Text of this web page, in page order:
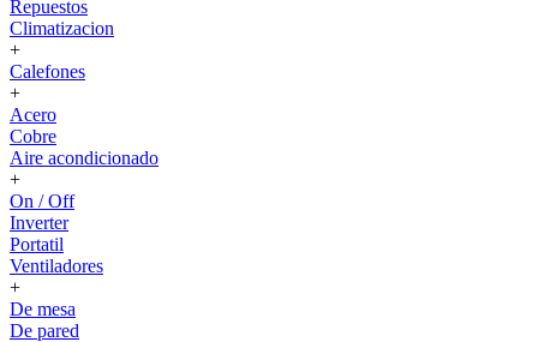
Repuestos
Climatizacion
+
Calefones
+
Acero
Cobre
Aire acondicionado
+
On / Off
Inverter
Portatil
Ventiladores
+
De mesa
De pared